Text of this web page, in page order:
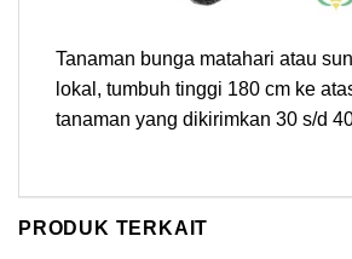
Tanaman bunga matahari atau
lokal, tumbuh tinggi 180 cm ke
tanaman yang dikirimkan 30 s/d
PRODUK TERKAIT